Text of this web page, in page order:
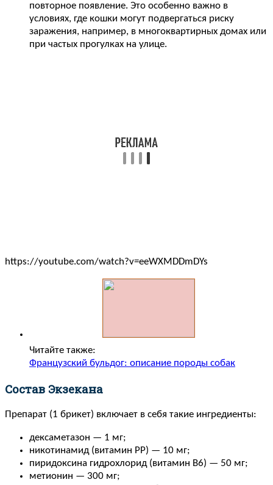
повторное появление. Это особенно важно в
условиях, где кошки могут подвергаться риску
заражения, например, в многоквартирных домах или
при частых прогулках на улице.
https://youtube.com/watch?v=eeWXMDDmDYs
Читайте также:
Французский бульдог: описание породы собак
Состав Экзекана
Препарат (1 брикет) включает в себя такие ингредиенты:
дексаметазон — 1 мг;
никотинамид (витамин РР) — 10 мг;
пиридоксина гидрохлорид (витамин В6) — 50 мг;
метионин — 300 мг;